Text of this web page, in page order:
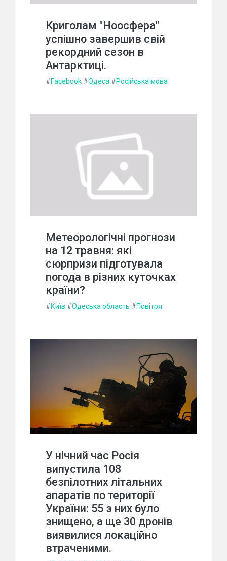
Криголам "Ноосфера"
успішно завершив свій
рекордний сезон в
Антарктиці.
#Facebook #Одеса #Російська мова
Метеорологічні прогнози
на 12 травня: які
сюрпризи підготувала
погода в різних куточках
країни?
#Київ #Одеська область #Повітря
У нічний час Росія
випустила 108
безпілотних літальних
апаратів по території
України: 55 з них було
знищено, а ще 30 дронів
виявилися локаційно
втраченими.